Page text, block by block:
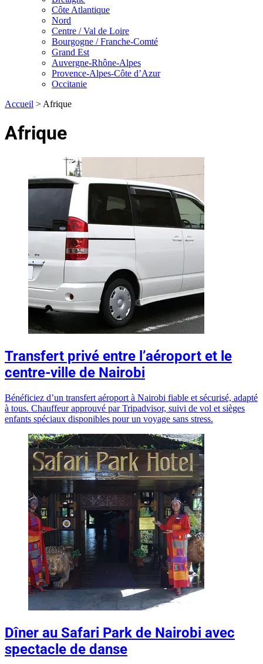
Côte Atlantique
Nord
Centre / Val de Loire
Bourgogne / Franche-Comté
Grand Est
Auvergne-Rhône-Alpes
Provence-Alpes-Côte d’Azur
Occitanie
Accueil > Afrique
Afrique
Transfert privé entre l’aéroport et le
centre-ville de Nairobi
Bénéficiez d’un transfert aéroport à Nairobi fiable et sécurisé, adapté
à tous. Chauffeur approuvé par Tripadvisor, suivi de vol et sièges
enfants spéciaux disponibles pour un voyage sans stress.
Dîner au Safari Park de Nairobi avec
spectacle de danse